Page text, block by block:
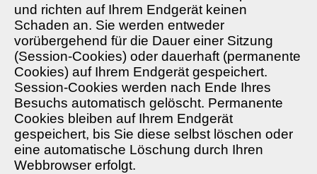
und richten auf Ihrem Endgerät keinen
Schaden an. Sie werden entweder
vorübergehend für die Dauer einer Sitzung
(Session-Cookies) oder dauerhaft (permanente
Cookies) auf Ihrem Endgerät gespeichert.
Session-Cookies werden nach Ende Ihres
Besuchs automatisch gelöscht. Permanente
Cookies bleiben auf Ihrem Endgerät
gespeichert, bis Sie diese selbst löschen oder
eine automatische Löschung durch Ihren
Webbrowser erfolgt.